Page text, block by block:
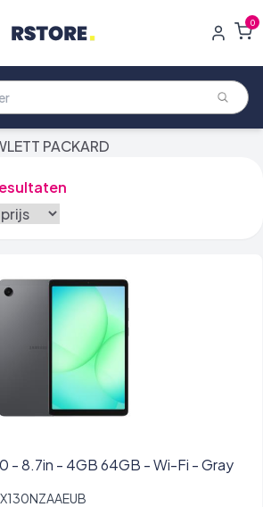
0
PACKARD
- 8.7in - 4GB 64GB - Wi-Fi - Gray